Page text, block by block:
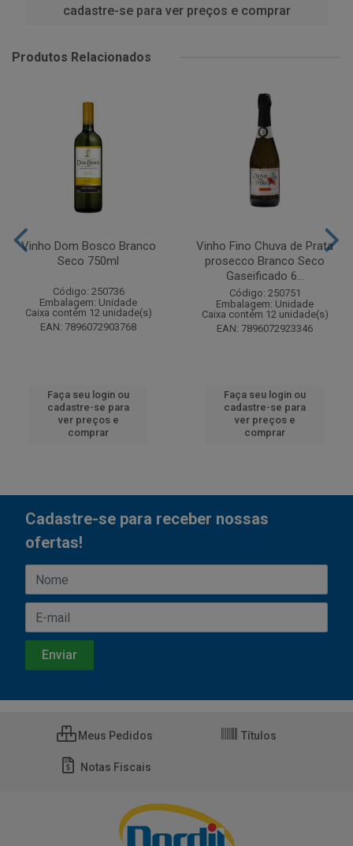
cadastre-se para ver preços e comprar
Produtos Relacionados
Vinho Dom Bosco Branco
Seco 750ml
Código: 250736
Embalagem: Unidade
Caixa contém 12 unidade(s)
EAN: 7896072903768
Faça seu login ou
cadastre-se para
ver preços e
comprar
Vinho Fino Chuva de Prata
prosecco Branco Seco
Gaseificado 6...
Código: 250751
Embalagem: Unidade
Caixa contém 12 unidade(s)
EAN: 7896072923346
Faça seu login ou
cadastre-se para
ver preços e
comprar
Cadastre-se para receber nossas
ofertas!
Meus Pedidos Títulos
Notas Fiscais